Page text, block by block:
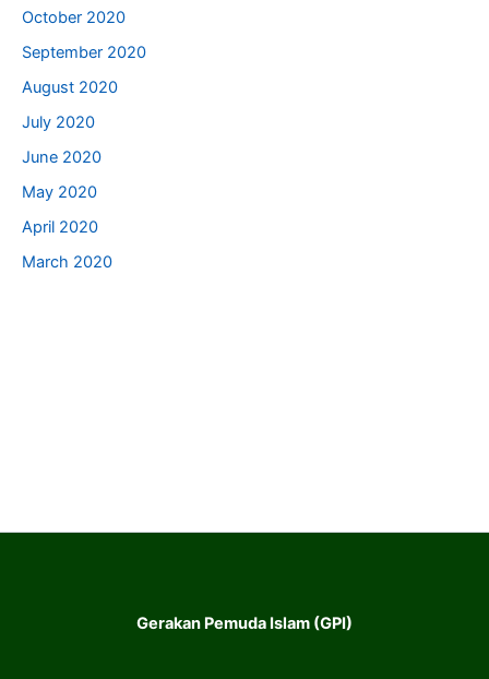
October 2020
September 2020
August 2020
July 2020
June 2020
May 2020
April 2020
March 2020
Gerakan Pemuda Islam (GPI)